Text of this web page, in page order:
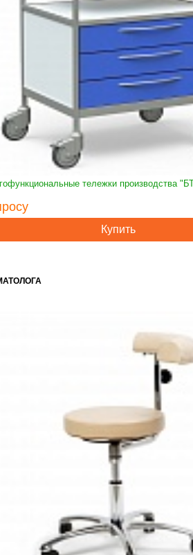
тележки производства
Купить